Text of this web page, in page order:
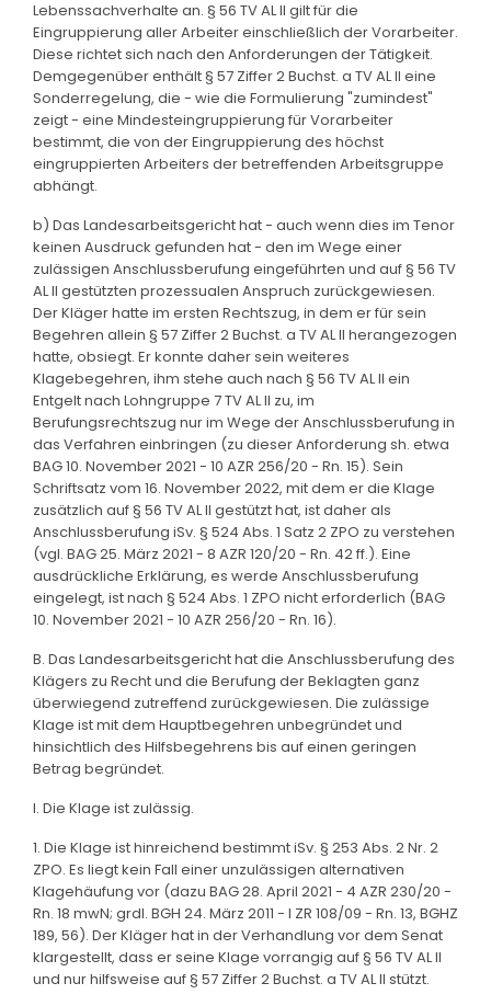
Lebenssachverhalte an. § 56 TV AL II gilt für die
Eingruppierung aller Arbeiter einschließlich der Vorarbeiter.
Diese richtet sich nach den Anforderungen der Tätigkeit.
Demgegenüber enthält § 57 Ziffer 2 Buchst. a TV AL II eine
Sonderregelung, die - wie die Formulierung "zumindest"
zeigt - eine Mindesteingruppierung für Vorarbeiter
bestimmt, die von der Eingruppierung des höchst
eingruppierten Arbeiters der betreffenden Arbeitsgruppe
abhängt.
b) Das Landesarbeitsgericht hat - auch wenn dies im Tenor
keinen Ausdruck gefunden hat - den im Wege einer
zulässigen Anschlussberufung eingeführten und auf § 56 TV
AL II gestützten prozessualen Anspruch zurückgewiesen.
Der Kläger hatte im ersten Rechtszug, in dem er für sein
Begehren allein § 57 Ziffer 2 Buchst. a TV AL II herangezogen
hatte, obsiegt. Er konnte daher sein weiteres
Klagebegehren, ihm stehe auch nach § 56 TV AL II ein
Entgelt nach Lohngruppe 7 TV AL II zu, im
Berufungsrechtszug nur im Wege der Anschlussberufung in
das Verfahren einbringen (zu dieser Anforderung sh. etwa
BAG 10. November 2021 - 10 AZR 256/20 - Rn. 15). Sein
Schriftsatz vom 16. November 2022, mit dem er die Klage
zusätzlich auf § 56 TV AL II gestützt hat, ist daher als
Anschlussberufung iSv. § 524 Abs. 1 Satz 2 ZPO zu verstehen
(vgl. BAG 25. März 2021 - 8 AZR 120/20 - Rn. 42 ff.). Eine
ausdrückliche Erklärung, es werde Anschlussberufung
eingelegt, ist nach § 524 Abs. 1 ZPO nicht erforderlich (BAG
10. November 2021 - 10 AZR 256/20 - Rn. 16).
B. Das Landesarbeitsgericht hat die Anschlussberufung des
Klägers zu Recht und die Berufung der Beklagten ganz
überwiegend zutreffend zurückgewiesen. Die zulässige
Klage ist mit dem Hauptbegehren unbegründet und
hinsichtlich des Hilfsbegehrens bis auf einen geringen
Betrag begründet.
I. Die Klage ist zulässig.
1. Die Klage ist hinreichend bestimmt iSv. § 253 Abs. 2 Nr. 2
ZPO. Es liegt kein Fall einer unzulässigen alternativen
Klagehäufung vor (dazu BAG 28. April 2021 - 4 AZR 230/20 -
Rn. 18 mwN; grdl. BGH 24. März 2011 - I ZR 108/09 - Rn. 13, BGHZ
189, 56). Der Kläger hat in der Verhandlung vor dem Senat
klargestellt, dass er seine Klage vorrangig auf § 56 TV AL II
und nur hilfsweise auf § 57 Ziffer 2 Buchst. a TV AL II stützt.